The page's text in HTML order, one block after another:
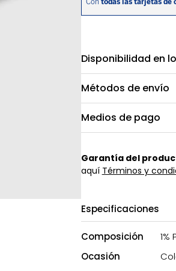
Disponibilidad en
Métodos de envío
Medios de pago
Garantía del
aquí Términos y
Especificaciones
Composición
1%
Ocasión